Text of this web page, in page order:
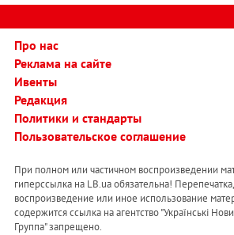
Про нас
Реклама на сайте
Ивенты
Редакция
Политики и стандарты
Пользовательское соглашение
При полном или частичном воспроизведении
гиперссылка на LB.ua обязательна!
воспроизведение или иное использование
содержится ссылка на агентство "Українськi
Группа" запрещено.